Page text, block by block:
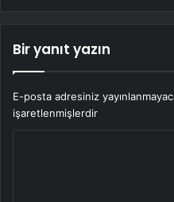
Bir yanıt yazın
E-posta adresiniz
işaretlenmişlerdir